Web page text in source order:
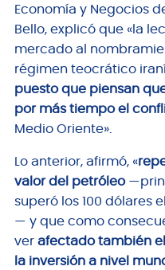
Economía y Negocios
Bello, explicó que «la
mercado al
régimen teocrático
puesto que piensan
por más tiempo el
Medio Oriente».
Lo anterior, afirmó, «
valor del petróleo
superó los 100 dólares
— y que como
verafectado también
la inversión a nivel